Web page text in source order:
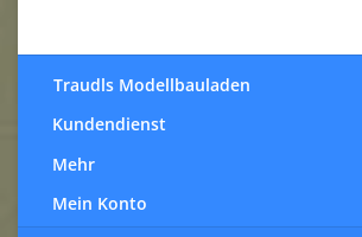
Traudls Modellbauladen
Kundendienst
Mehr
Mein Konto